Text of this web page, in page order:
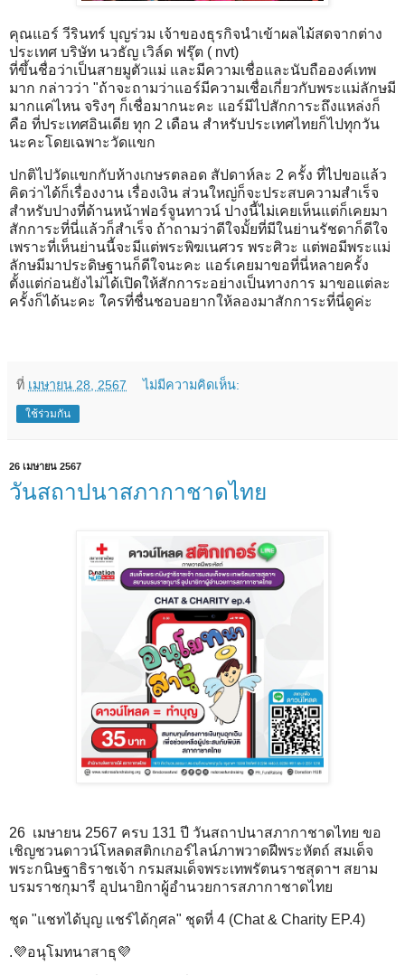
คุณแอร์ วีรินทร์ บุญร่วม เจ้าของธุรกิจนำเข้าผลไม้สดจากต่าง
ประเทศ บริษัท นวธัญ เวิล์ด ฟรุ๊ต ( nvt)
ที่ขึ้นชื่อว่าเป็นสายมูตัวแม่ และมีความเชื่อและนับถือองค์เทพ
มาก กล่าวว่า "ถ้าจะถามว่าแอร์มีความเชื่อเกี่ยวกับพระแม่ลักษมี
มากแค่ไหน จริงๆ ก็เชื่อมากนะคะ แอร์มีไปสักการะถึงแหล่งก็
คือ ที่ประเทศอินเดีย ทุก 2 เดือน สำหรับประเทศไทยก็ไปทุกวัน
นะคะโดยเฉพาะวัดแขก
ปกติไปวัดแขกกับห้างเกษรตลอด สัปดาห์ละ 2 ครั้ง ที่ไปขอแล้ว
คิดว่าได้ก็เรื่องงาน เรื่องเงิน ส่วนใหญ่ก็จะประสบความสำเร็จ
สำหรับปางที่ด้านหน้าฟอร์จูนทาวน์ ปางนี้ไม่เคยเห็นแต่ก็เคยมา
สักการะที่นี่แล้วก็สำเร็จ ถ้าถามว่าดีใจมั้ยที่มีในย่านรัชดาก็ดีใจ
เพราะที่เห็นย่านนี้จะมีแต่พระพิฆเนศวร พระศิวะ แต่พอมีพระแม่
ลักษมีมาประดิษฐานก็ดีใจนะคะ แอร์เคยมาขอที่นี่หลายครั้ง
ตั้งแต่ก่อนยังไม่ได้เปิดให้สักการะอย่างเป็นทางการ มาขอแต่ละ
ครั้งก็ได้นะคะ ใครที่ชื่นชอบอยากให้ลองมาสักการะที่นี่ดูค่ะ
ที่ เมษายน 28, 2567 ไม่มีความคิดเห็น:
ใช้ร่วมกัน
26 เมษายน 2567
วันสถาปนาสภากาชาดไทย
26 เมษายน 2567 ครบ 131 ปี วันสถาปนาสภากาชาดไทย ขอ
เชิญชวนดาวน์โหลดสติกเกอร์ไลน์ภาพวาดฝีพระหัตถ์ สมเด็จ
พระกนิษฐาธิราชเจ้า กรมสมเด็จพระเทพรัตนราชสุดาฯ สยาม
บรมราชกุมารี อุปนายิกาผู้อำนวยการสภากาชาดไทย
ชุด "แชทได้บุญ แชร์ได้กุศล" ชุดที่ 4 (Chat & Charity EP.4)
.💜อนุโมทนาสาธุ💜